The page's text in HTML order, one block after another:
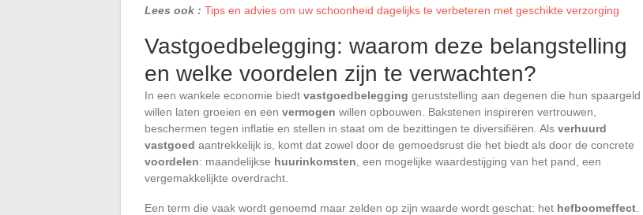
Lees ook : Tips en advies om uw schoonheid dagelijks te verbeteren met geschikte verzorging
Vastgoedbelegging: waarom deze belangstelling
en welke voordelen zijn te verwachten?
In een wankele economie biedt vastgoedbelegging geruststelling aan degenen die hun spaargeld
willen laten groeien en een vermogen willen opbouwen. Bakstenen inspireren vertrouwen,
beschermen tegen inflatie en stellen in staat om de bezittingen te diversifiëren. Als verhuurd
vastgoed aantrekkelijk is, komt dat zowel door de gemoedsrust die het biedt als door de concrete
voordelen: maandelijkse huurinkomsten , een mogelijke waardestijging van het pand, een
vergemakkelijkte overdracht.
Een term die vaak wordt genoemd maar zelden op zijn waarde wordt geschat: het hefboomeffect